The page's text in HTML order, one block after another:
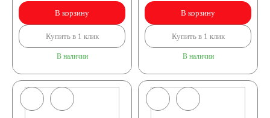
В корзину
Купить в 1 клик
В наличии
В корзину
Купить в 1 клик
В наличии